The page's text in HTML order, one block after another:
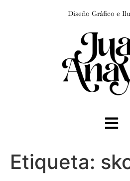
Diseño Gráfico e
Etiqueta: